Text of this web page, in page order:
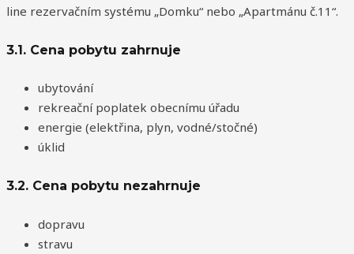
line rezervačním systému „Domku“ nebo „Apartmánu č.11“.
3.1. Cena pobytu zahrnuje
ubytování
rekreační poplatek obecnímu úřadu
energie (elektřina, plyn, vodné/stočné)
úklid
3.2. Cena pobytu nezahrnuje
dopravu
stravu